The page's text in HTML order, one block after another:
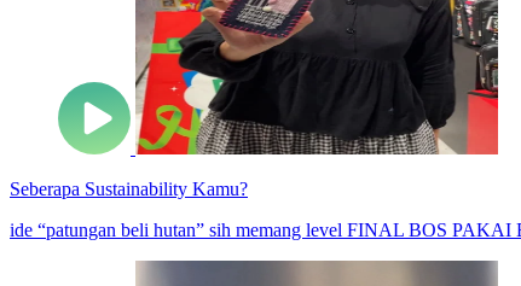
Seberapa Sustainability Kamu?
ide “patungan beli hutan” sih memang level FINAL BOS